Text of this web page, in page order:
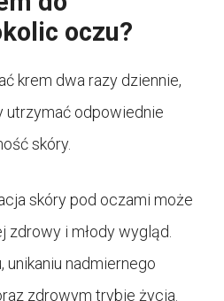
oczu?
krem dwa razy dziennie,
utrzymać odpowiednie
skóry.
skóry pod oczami może
zdrowy i młody wygląd.
unikaniu nadmiernego
zdrowym trybie życia.